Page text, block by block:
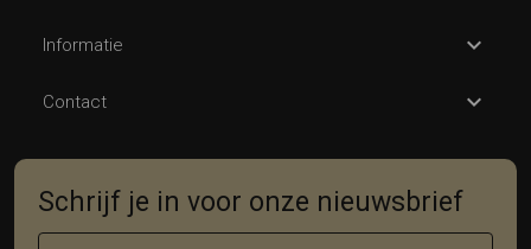
Informatie
Contact
Schrijf je in voor onze nieuwsbrief